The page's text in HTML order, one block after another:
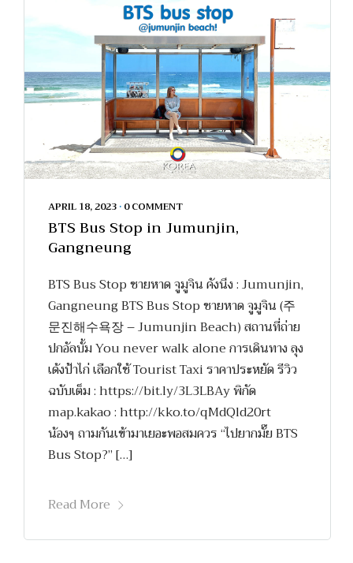
APRIL 18, 2023 • 0 COMMENT
BTS Bus Stop in Jumunjin,
Gangneung
BTS Bus Stop ชายหาด จูมูจิน คังนึง : Jumunjin,
Gangneung BTS Bus Stop ชายหาด จูมูจิน (주
문진해수욕장 – Jumunjin Beach) สถานที่ถ่าย
ปกอัลบั้ม You never walk alone การเดินทาง ลุง
เด้งป้าไก่ เลือกใช้ Tourist Taxi ราคาประหยัด รีวิว
ฉบับเต็ม : https://bit.ly/3L3LBAy พิกัด
map.kakao : http://kko.to/qMdQld20rt
น้องๆ ถามกันเข้ามาเยอะพอสมควร “ไปยากมั๊ย BTS
Bus Stop?” […]
Read More